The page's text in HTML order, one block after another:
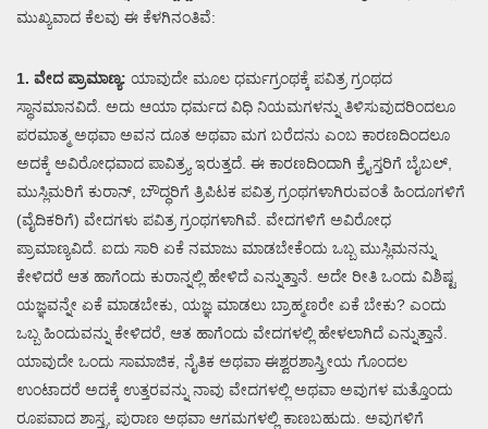
ಮುಖ್ಯವಾದ ಕೆಲವು ಈ ಕೆಳಗಿನಂತಿವೆ:
1. ವೇದ ಪ್ರಾಮಾಣ್ಯ: ಯಾವುದೇ ಮೂಲ ಧರ್ಮಗ್ರಂಥಕ್ಕೆ ಪವಿತ್ರ ಗ್ರಂಥದ
ಸ್ಥಾನಮಾನವಿದೆ. ಅದು ಆಯಾ ಧರ್ಮದ ವಿಧಿ ನಿಯಮಗಳನ್ನು ತಿಳಿಸುವುದರಿಂದಲೂ
ಪರಮಾತ್ಮ ಅಥವಾ ಅವನ ದೂತ ಅಥವಾ ಮಗ ಬರೆದನು ಎಂಬ ಕಾರಣದಿಂದಲೂ
ಅದಕ್ಕೆ ಅವಿರೋಧವಾದ ಪಾವಿತ್ರ್ಯ ಇರುತ್ತದೆ. ಈ ಕಾರಣದಿಂದಾಗಿ ಕ್ರೈಸ್ತರಿಗೆ ಬೈಬಲ್,
ಮುಸ್ಲಿಮರಿಗೆ ಕುರಾನ್, ಬೌದ್ಧರಿಗೆ ತ್ರಿಪಿಟಕ ಪವಿತ್ರ ಗ್ರಂಥಗಳಾಗಿರುವಂತೆ ಹಿಂದೂಗಳಿಗೆ
(ವೈದಿಕರಿಗೆ) ವೇದಗಳು ಪವಿತ್ರ ಗ್ರಂಥಗಳಾಗಿವೆ. ವೇದಗಳಿಗೆ ಅವಿರೋಧ
ಪ್ರಾಮಾಣ್ಯವಿದೆ. ಐದು ಸಾರಿ ಏಕೆ ನಮಾಜು ಮಾಡಬೇಕೆಂದು ಒಬ್ಬ ಮುಸ್ಲಿಮನನ್ನು
ಕೇಳಿದರೆ ಆತ ಹಾಗೆಂದು ಕುರಾನ್ನಲ್ಲಿ ಹೇಳಿದೆ ಎನ್ನುತ್ತಾನೆ. ಅದೇ ರೀತಿ ಒಂದು ವಿಶಿಷ್ಟ
ಯಜ್ಞವನ್ನೇ ಏಕೆ ಮಾಡಬೇಕು, ಯಜ್ಞ ಮಾಡಲು ಬ್ರಾಹ್ಮಣರೇ ಏಕೆ ಬೇಕು? ಎಂದು
ಒಬ್ಬ ಹಿಂದುವನ್ನು ಕೇಳಿದರೆ, ಆತ ಹಾಗೆಂದು ವೇದಗಳಲ್ಲಿ ಹೇಳಲಾಗಿದೆ ಎನ್ನುತ್ತಾನೆ.
ಯಾವುದೇ ಒಂದು ಸಾಮಾಜಿಕ, ನೈತಿಕ ಅಥವಾ ಈಶ್ವರಶಾಸ್ತ್ರೀಯ ಗೊಂದಲ
ಉಂಟಾದರೆ ಅದಕ್ಕೆ ಉತ್ತರವನ್ನು ನಾವು ವೇದಗಳಲ್ಲಿ ಅಥವಾ ಅವುಗಳ ಮತ್ತೊಂದು
ರೂಪವಾದ ಶಾಸ್ತ್ರ, ಪುರಾಣ ಅಥವಾ ಆಗಮಗಳಲ್ಲಿ ಕಾಣಬಹುದು. ಅವುಗಳಿಗೆ